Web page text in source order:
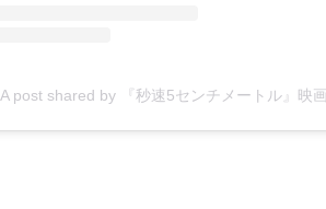
A post shared by 『秒速5センチメートル』映